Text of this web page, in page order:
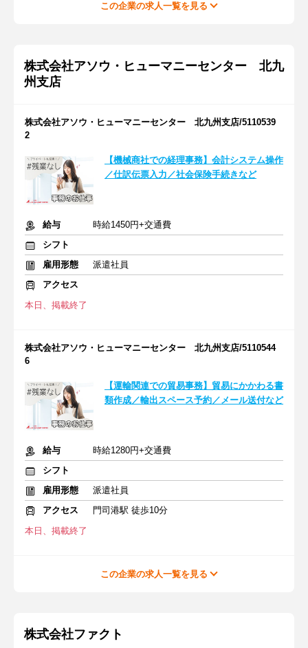
この企業の求人一覧を見る
株式会社アソウ・ヒューマニーセンター 北九
州支店
株式会社アソウ・ヒューマニーセンター 北九州支店/5110539
2
【機械商社での経理事務】会計システム操作
／仕訳伝票入力／社会保険手続きなど
給与
時給1450円+交通費
シフト
雇用形態
派遣社員
アクセス
本日、掲載終了
株式会社アソウ・ヒューマニーセンター 北九州支店/5110544
6
【運輸関連での貿易事務】貿易にかかわる書
類作成／輸出スペース予約／メール送付など
給与
時給1280円+交通費
シフト
雇用形態
派遣社員
アクセス
門司港駅 徒歩10分
本日、掲載終了
この企業の求人一覧を見る
株式会社ファクト